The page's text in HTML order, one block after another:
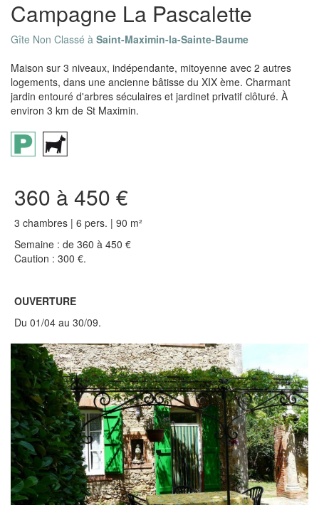
Campagne La Pascalette
Gîte Non Classé à Saint-Maximin-la-Sainte-Baume
Maison sur 3 niveaux, indépendante, mitoyenne avec 2 autres
logements, dans une ancienne bâtisse du XIX ème. Charmant
jardin entouré d'arbres séculaires et jardinet privatif clôturé. À
environ 3 km de St Maximin.
360 à 450 €
3 chambres | 6 pers. | 90 m²
Semaine : de 360 à 450 €
Caution : 300 €.
OUVERTURE
Du 01/04 au 30/09.